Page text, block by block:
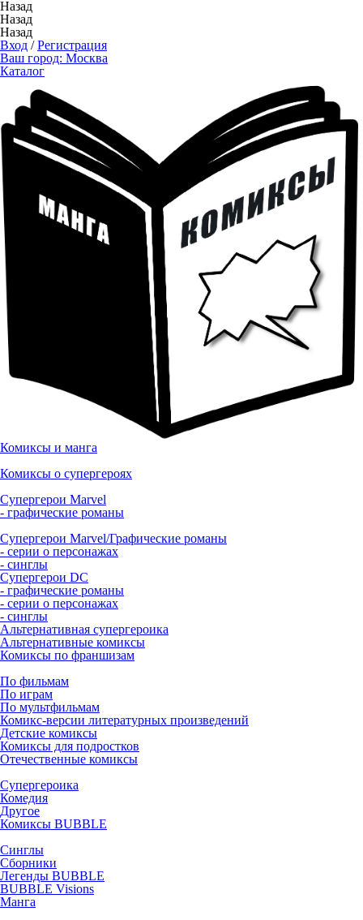
Назад
Назад
Назад
Вход /Регистрация
Ваш город: Москва
Каталог
Комиксы и манга
Комиксы о супергероях
Супергерои Marvel
- графические романы
Супергерои Marvel/Графические романы
- серии о персонажах
- синглы
Супергерои DC
- графические романы
- серии о персонажах
- синглы
Альтернативная супергероика
Альтернативные комиксы
Комиксы по франшизам
По фильмам
По играм
По мультфильмам
Комикс-версии литературных произведений
Детские комиксы
Комиксы для подростков
Отечественные комиксы
Супергероика
Комедия
Другое
Комиксы BUBBLE
Синглы
Сборники
Легенды BUBBLE
BUBBLE Visions
Манга